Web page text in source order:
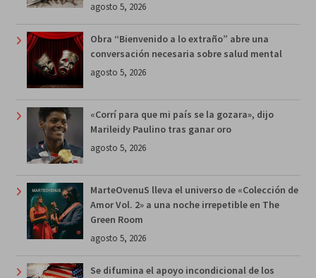
agosto 5, 2026
Obra “Bienvenido a lo extraño” abre una
conversación necesaria sobre salud mental
agosto 5, 2026
«Corrí para que mi país se la gozara», dijo
Marileidy Paulino tras ganar oro
agosto 5, 2026
MarteOvenuS lleva el universo de «Colección de
Amor Vol. 2» a una noche irrepetible en The
Green Room
agosto 5, 2026
Se difumina el apoyo incondicional de los